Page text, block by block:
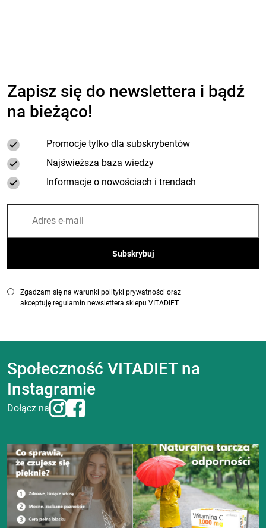
Zapisz się do newslettera i bądź
na bieżąco!
Promocje tylko dla subskrybentów
Najświeższa baza wiedzy
Informacje o nowościach i trendach
Zgadzam się na warunki polityki prywatności oraz
akceptuję regulamin newslettera sklepu VITADIET
Społeczność VITADIET na
Instagramie
Dołącz na